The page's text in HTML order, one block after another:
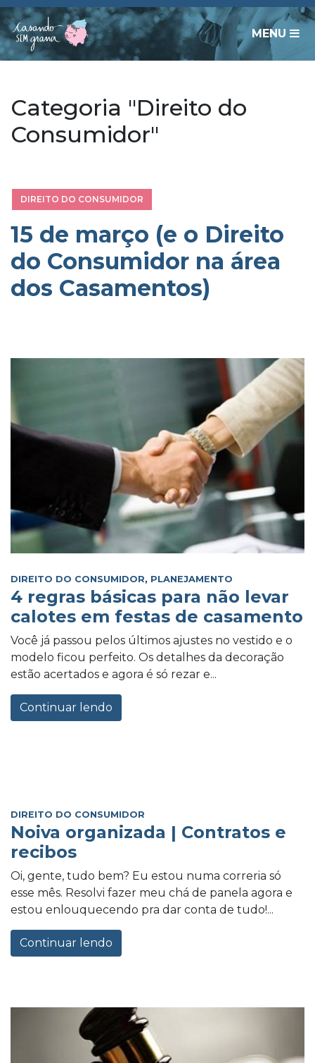
MENU
Categoria "Direito do
Consumidor"
DIREITO DO CONSUMIDOR
15 de março (e o Direito
do Consumidor na área
dos Casamentos)
DIREITO DO CONSUMIDOR, PLANEJAMENTO
4 regras básicas para não levar
calotes em festas de casamento
Você já passou pelos últimos ajustes no vestido e o
modelo ficou perfeito. Os detalhes da decoração
estão acertados e agora é só rezar e...
Continuar lendo
DIREITO DO CONSUMIDOR
Noiva organizada | Contratos e
recibos
Oi, gente, tudo bem? Eu estou numa correria só
esse mês. Resolvi fazer meu chá de panela agora e
estou enlouquecendo pra dar conta de tudo!...
Continuar lendo